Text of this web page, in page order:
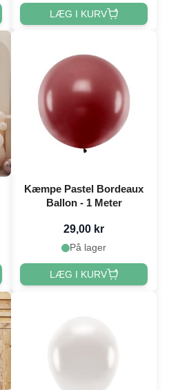
LÆG I KURV
Kæmpe Pastel Bordeaux
Ballon - 1 Meter
29,00 kr
På lager
LÆG I KURV